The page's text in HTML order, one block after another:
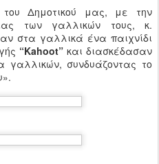
Δημοτικού μας, με την
των γαλλικών τους, κ.
στα γαλλικά ένα παιχνίδι
“Kahοot” και διασκέδασαν
γαλλικών, συνδυάζοντας το